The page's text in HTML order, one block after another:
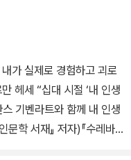
으로 독일 문학계에 이름
큰 주목을 받으며 일약
다. 1914년 1차 세계대전
전쟁포로들과 억류자들을
선전문 등을 발표하며 전
인해 그의 작품들은 독일
가 실제로 경험하고 괴로
헤세 “십대 시절 ‘내 인생
스 기벤라트와 함께 내 인생
문학 서재』 저자)『수레바